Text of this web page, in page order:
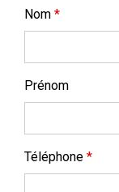
Nom *
Prénom
Téléphone *